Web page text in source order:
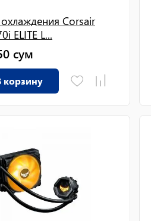
Corsair
ELITE L...
сум
корзину